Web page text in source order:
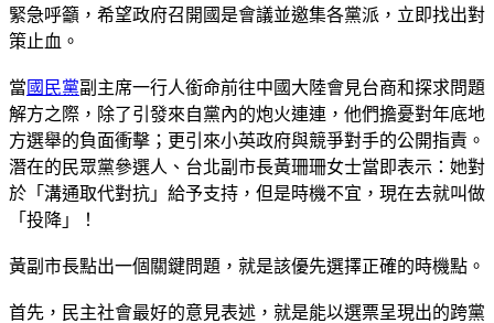
緊急呼籲，希望政府召開國是會議並邀集各黨派，立即找出對
策止血。
當 國民黨副主席一行人銜命前往中國大陸會見台商和探求問題
解方之際，除了引發來自黨內的炮火連連，他們擔憂對年底地
方選舉的負面衝擊；更引來小英政府與競爭對手的公開指責。
潛在的民眾黨參選人、台北副市長黃珊珊女士當即表示：她對
於「溝通取代對抗」給予支持，但是時機不宜，現在去就叫做
「投降」！
黃副市長點出一個關鍵問題，就是該優先選擇正確的時機點。
首先，民主社會最好的意見表述，就是能以選票呈現出的跨黨